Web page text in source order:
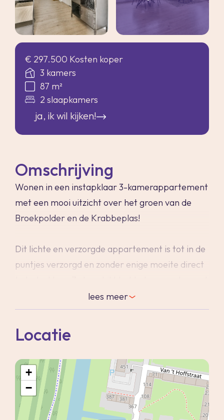
€ 297.500 Kosten koper
3 kamers
87 m²
2 slaapkamers
ja, ik wil kijken!
Omschrijving
Wonen in een instapklaar 3-kamerappartement
met een mooi uitzicht over het groen van de
Broekpolder en de Krabbeplas!
Dit lichte en verzorgde appartement is tot in de
puntjes verzorgd en zonder enige moeite direct
over gestucte wanden en een mooie houtlook
laminaatvloer welke naadloos doorloopt in het
gehele appartement. De woonkamer is een
mooie lichte ruimte door de diverse
raampartijen en de open moderne keuken is
strak vormgegeven in wit met een antraciet
werkblad en uitgerust met diverse
inbouwapparatuur.
lees meer
Locatie
+
−